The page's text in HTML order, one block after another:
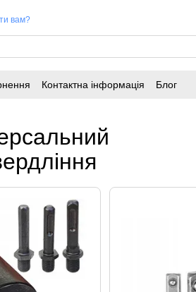
вам?
Контактна інформація Блог